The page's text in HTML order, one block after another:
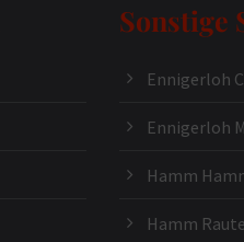
Sonstige
Ennigerloh
Ennigerloh
Hamm
Hamm